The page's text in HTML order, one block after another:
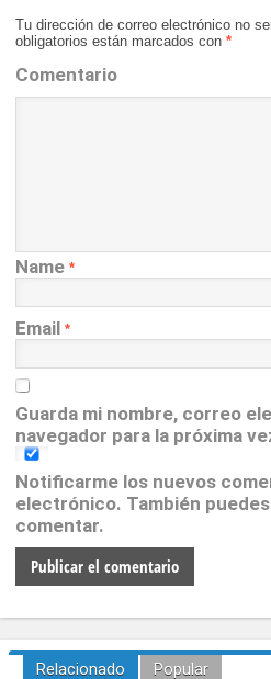
Tu dirección de correo electrónico no
obligatorios están marcados con *
Comentario
Name *
Email *
Guarda mi nombre, correo
navegador para la próxima
Notificarme los nuevos
electrónico. También puedes
comentar.
Relacionado Popular